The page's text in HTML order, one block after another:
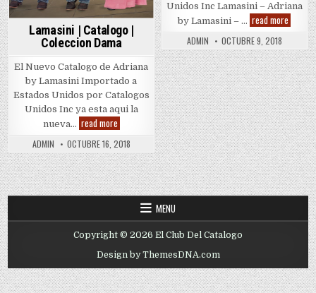
Lamasini | Catalogo |
Coleccion Dama
El Nuevo Catalogo de Adriana
by Lamasini Importado a
Estados Unidos por Catalogos
Unidos Inc ya esta aqui la
nueva… read moreLamasini
|
Catalogo
|
Coleccion
Dama
ADMIN OCTUBRE 16, 2018
Unidos Inc Lamasini – Adriana
by Lamasini – … read more
–
–
Danesi
–
Minerva
–
Diva
ADMIN OCTUBRE 9, 2018
MENU
Copyright © 2026 El Club Del Catalogo
Design by ThemesDNA.com